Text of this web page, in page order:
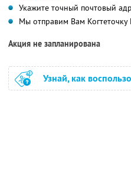
Укажите точный почтовый
Мы отправим Вам Когтеточку
Акция не запланирована
Узнай, как